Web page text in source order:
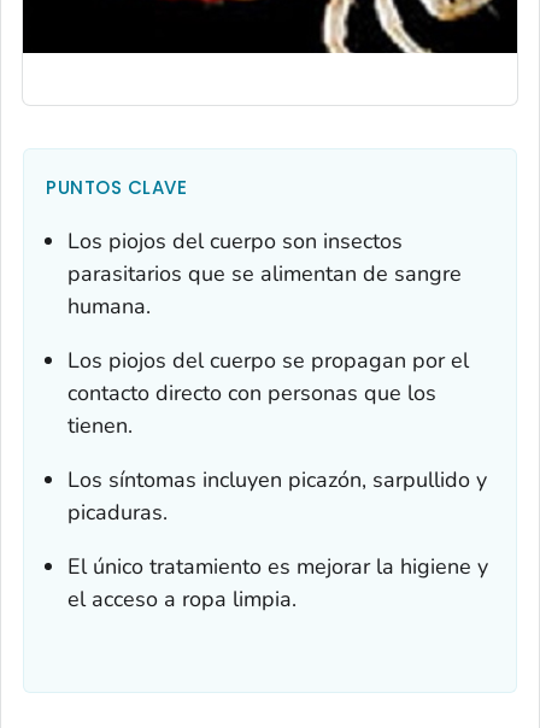
PUNTOS CLAVE
Los piojos del cuerpo son insectos
parasitarios que se alimentan de sangre
humana.
Los piojos del cuerpo se propagan por el
contacto directo con personas que los
tienen.
Los síntomas incluyen picazón, sarpullido y
picaduras.
El único tratamiento es mejorar la higiene y
el acceso a ropa limpia.